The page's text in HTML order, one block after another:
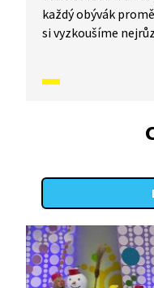
každý obývák
si vyzkoušíme
vás inspirovali a
jak to vypadá, když